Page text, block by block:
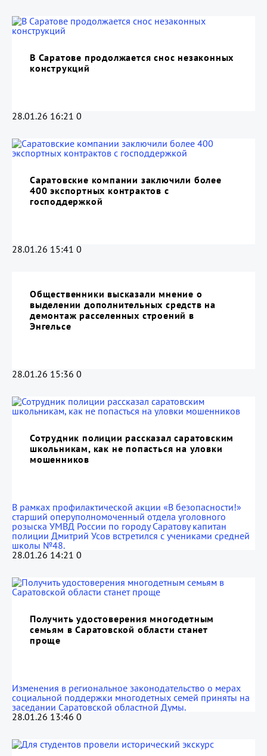
В Саратове продолжается снос незаконных
конструкций
28.01.26 16:21 0
Саратовские компании заключили более
400 экспортных контрактов с
господдержкой
28.01.26 15:41 0
Общественники высказали мнение о
выделении дополнительных средств на
демонтаж расселенных строений в
Энгельсе
28.01.26 15:36 0
Сотрудник полиции рассказал саратовским
школьникам, как не попасться на уловки
мошенников
В рамках профилактической акции «В безопасности!»
старший оперуполномоченный отдела уголовного
розыска УМВД России по городу Саратову капитан
полиции Дмитрий Усов встретился с учениками средней
школы №48.
28.01.26 14:21 0
Получить удостоверения многодетным
семьям в Саратовской области станет
проще
Изменения в региональное законодательство о мерах
социальной поддержки многодетных семей приняты на
заседании Саратовской областной Думы.
28.01.26 13:46 0